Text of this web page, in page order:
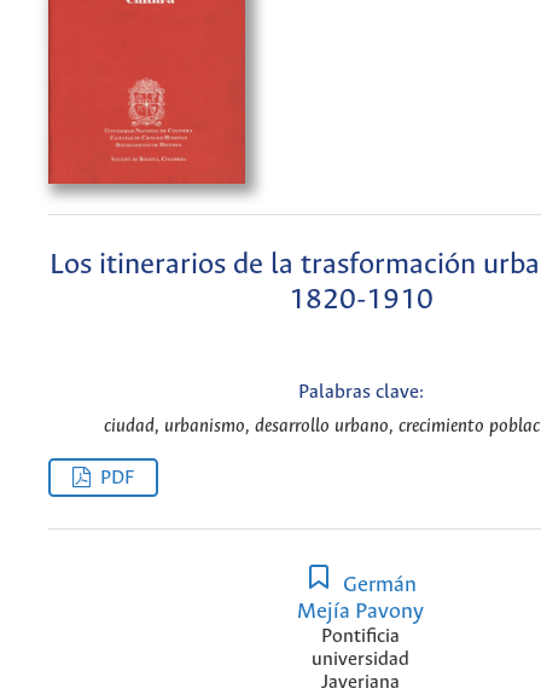
Los itinerarios de la trasformación
1820-1910
Palabras clave:
ciudad, urbanismo, desarrollo urbano, crecimiento
PDF
Germán
Mejía Pavony
Pontificia
universidad
Javeriana